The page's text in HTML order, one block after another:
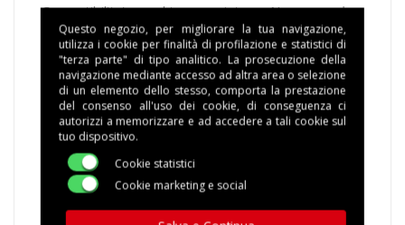
Compatibilita': macchine con sistema Nespresso*
Miscela: ESPRESSO CLASSICO, la miscela
tradizionale dal gusto morbido e corposo, ideale
per ogni momento della giornata.Una pausa di note
tostate e rotonde che delizia il palato con la sua
crema dai toni mielati e bruniti e con tutto l'aroma
del caffè di casa appena torrefatto, per dedicarsi
una vera e propria pausa relax.
Confezione: 1 scatola contenente 100 capsule
Questo negozio, per migliorare la tua navigazione,
utilizza i cookie per finalità di profilazione e statistici di
"terza parte" di tipo analitico. La prosecuzione della
navigazione mediante accesso ad altra area o selezione
di un elemento dello stesso, comporta la prestazione
del consenso all'uso dei cookie, di conseguenza ci
autorizzi a memorizzare e ad accedere a tali cookie sul
tuo dispositivo.
Cookie statistici
Cookie marketing e social